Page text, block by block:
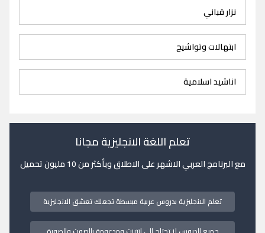
نزار قباني
ابتهالات وتواشيح
اناشيد اسلامية
تعلم اللغة الانجليزية مجانا
مع البرنامج العربي الاشهر على الاطلاق وبأكثر من 10 مليون تحميل
تعلم الانجليزية بدروس عربية مبسطة تجعلك تعشق الانجليزية